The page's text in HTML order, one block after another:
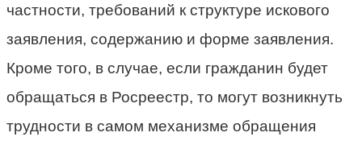
частности, требований к структуре искового
заявления, содержанию и форме заявления.
Кроме того, в случае, если гражданин будет
обращаться в Росреестр, то могут возникнуть
трудности в самом механизме обращения